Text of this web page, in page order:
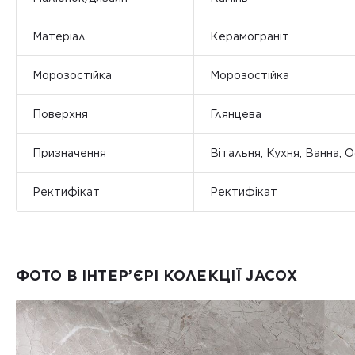
Матеріал Керамограніт
Морозостійка Морозостійка
Поверхня Глянцева
Призначення Вітальня, Кухня, Ванна,
Ректифікат Ректифікат
ФОТО В ІНТЕР’ЄРІ КОЛЕКЦІЇ JACOX